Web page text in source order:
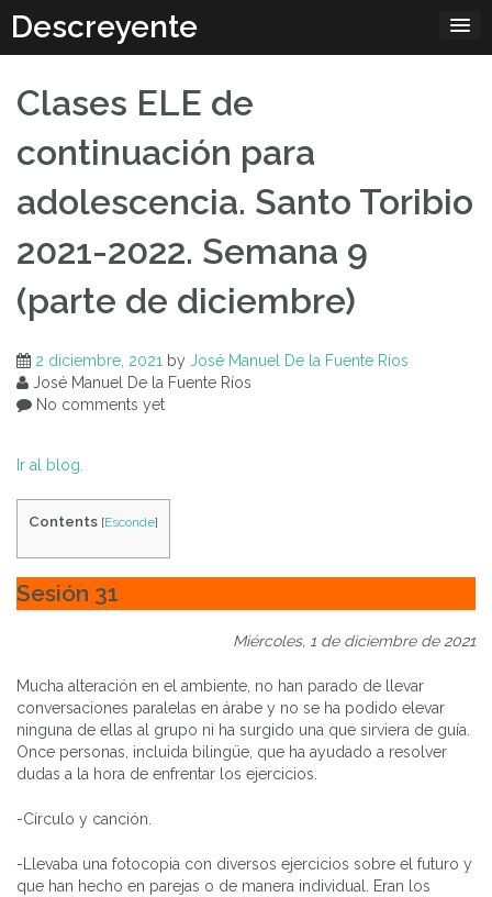
content
Descreyente
Clases ELE de
continuación para
adolescencia. Santo Toribio
2021-2022. Semana 9
(parte de diciembre)
2 diciembre, 2021 by José Manuel De la Fuente Ríos
José Manuel De la Fuente Ríos
No comments yet
Ir al blog.
Contents [Esconde]
Sesión 31
Miércoles, 1 de diciembre de 2021
Mucha alteración en el ambiente, no han parado de llevar
conversaciones paralelas en árabe y no se ha podido elevar
ninguna de ellas al grupo ni ha surgido una que sirviera de guía.
Once personas, incluida bilingüe, que ha ayudado a resolver
dudas a la hora de enfrentar los ejercicios.
-Círculo y canción.
-Llevaba una fotocopia con diversos ejercicios sobre el futuro y
que han hecho en parejas o de manera individual. Eran los